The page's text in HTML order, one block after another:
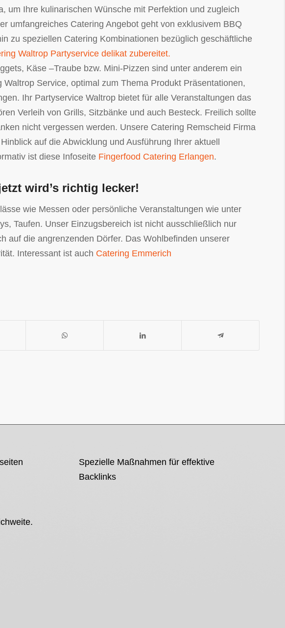
um Ihre kulinarischen Wünsche mit Perfektion und zugleich
umfangreiches Catering Angebot geht von exklusivem BBQ
zu speziellen Catering Kombinationen bezüglich geschäftliche
Waltrop Partyservice delikat zubereitet.
Käse –Traube bzw. Mini-Pizzen sind unter anderem ein
Service, optimal zum Thema Produkt Präsentationen,
Ihr Partyservice Waltrop bietet für alle Veranstaltungen das
Verleih von Grills, Sitzbänke und auch Besteck. Freilich sollte
nicht vergessen werden. Unsere Catering Remscheid Firma
auf die Abwicklung und Ausführung Ihrer aktuell
ist diese Infoseite Fingerfood Catering Erlangen.
wird’s richtig lecker!
wie Messen oder persönliche Veranstaltungen wie unter
Taufen. Unser Einzugsbereich ist nicht ausschließlich nur
auf die angrenzenden Dörfer. Das Wohlbefinden unserer
Interessant ist auch Catering Emmerich
Spezielle Maßnahmen für effektive
Backlinks